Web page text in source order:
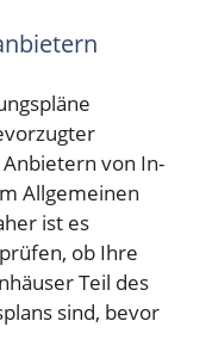
von In-
Allgemeinen
ist es
ob Ihre
Teil des
sind, bevor